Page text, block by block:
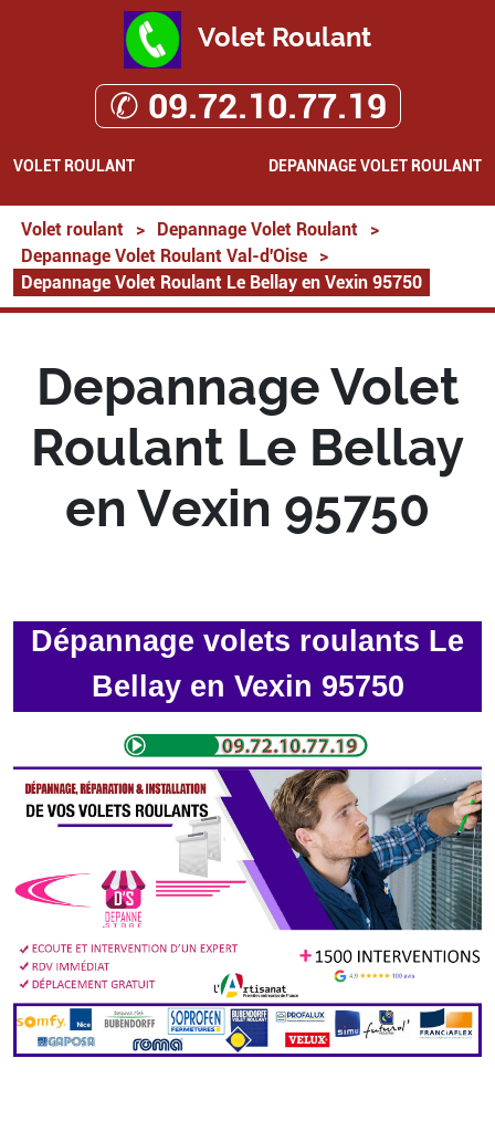
Volet Roulant
✆ 09.72.10.77.19
VOLET ROULANT DEPANNAGE VOLET ROULANT
Volet roulant > Depannage Volet Roulant
>
Depannage Volet Roulant Val-d'Oise
>
Depannage Volet Roulant Le Bellay en Vexin 95750
Depannage Volet
Roulant Le Bellay
en Vexin 95750
Dépannage volets roulants Le
Bellay en Vexin 95750